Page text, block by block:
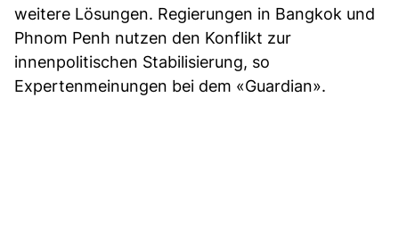
weitere Lösungen. Regierungen in Bangkok und
Phnom Penh nutzen den Konflikt zur
innenpolitischen Stabilisierung, so
Expertenmeinungen bei dem «Guardian».